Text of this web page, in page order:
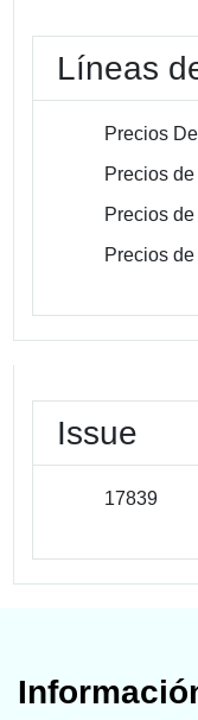
Líneas
Precios
Precios
Precios
Precios
Issue
17839